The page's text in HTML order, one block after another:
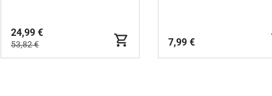
24,99 €
53,82 € 7,99 €